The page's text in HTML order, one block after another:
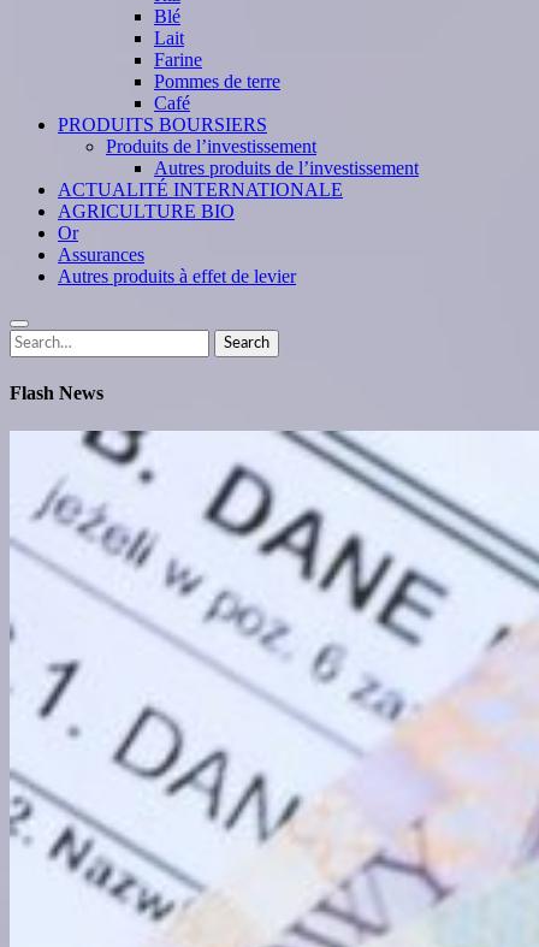
Blé
Lait
Farine
Pommes de terre
Café
PRODUITS BOURSIERS
Produits de l’investissement
Autres produits de l’investissement
ACTUALITÉ INTERNATIONALE
AGRICULTURE BIO
Or
Assurances
Autres produits à effet de levier
Search
for:
Search
Flash News